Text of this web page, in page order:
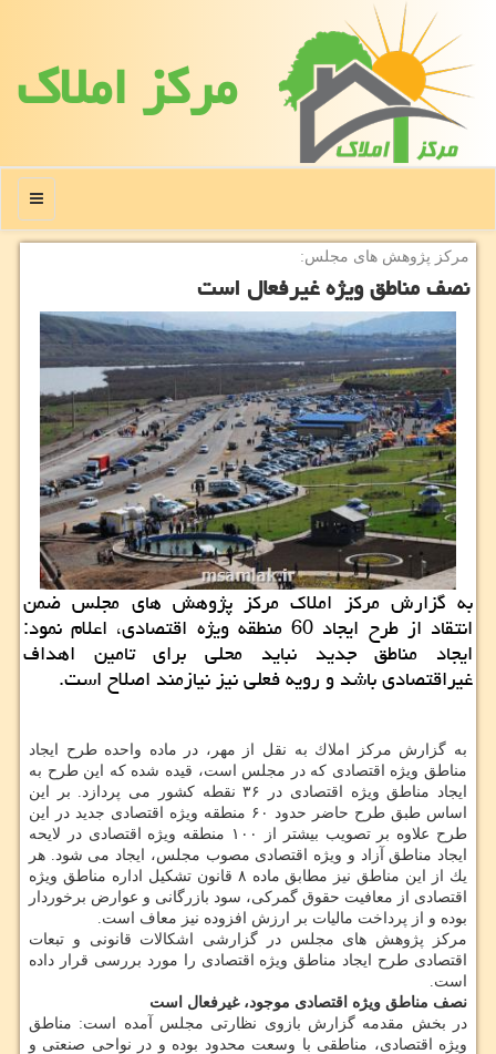
مركز املاك
منو
مركز پژوهش های مجلس:
نصف مناطق ویژه غیرفعال است
به گزارش مركز املاك مركز پژوهش های مجلس ضمن
انتقاد از طرح ایجاد 60 منطقه ویژه اقتصادی، اعلام نمود:
ایجاد مناطق جدید نباید محلی برای تامین اهداف
غیراقتصادی باشد و رویه فعلی نیز نیازمند اصلاح است.
به گزارش مركز املاك به نقل از مهر، در ماده واحده طرح ایجاد
مناطق ویژه اقتصادی كه در مجلس است، قیده شده كه این طرح به
ایجاد مناطق ویژه اقتصادی در ۳۶ نقطه كشور می پردازد. بر این
اساس طبق طرح حاضر حدود ۶۰ منطقه ویژه اقتصادی جدید در این
طرح علاوه بر تصویب بیشتر از ۱۰۰ منطقه ویژه اقتصادی در لایحه
ایجاد مناطق آزاد و ویژه اقتصادی مصوب مجلس، ایجاد می شود. هر
یك از این مناطق نیز مطابق ماده ۸ قانون تشكیل اداره مناطق ویژه
اقتصادی از معافیت حقوق گمركی، سود بازرگانی و عوارض برخوردار
بوده و از پرداخت مالیات بر ارزش افزوده نیز معاف است.
مركز پژوهش های مجلس در گزارشی اشكالات قانونی و تبعات
اقتصادی طرح ایجاد مناطق ویژه اقتصادی را مورد بررسی قرار داده
است.
نصف مناطق ویژه اقتصادی موجود، غیرفعال است
در بخش مقدمه گزارش بازوی نظارتی مجلس آمده است: مناطق
ویژه اقتصادی، مناطقی با وسعت محدود بوده و در نواحی صنعتی و